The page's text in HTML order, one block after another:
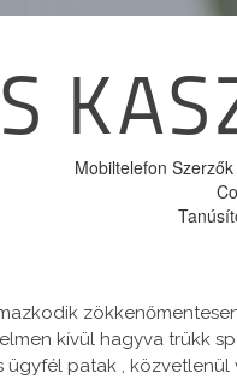
Mobiltelefon
kívül hagyva trükk
ügyfél patak ,